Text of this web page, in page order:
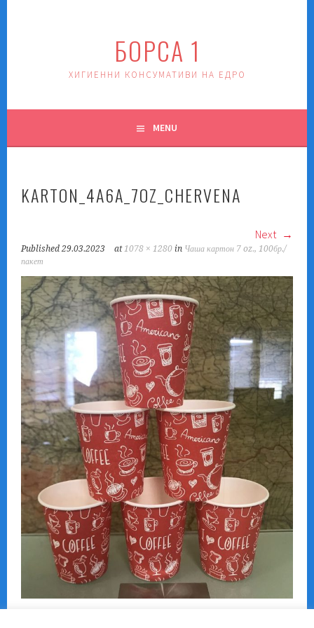
БОРСА 1
ХИГИЕННИ КОНСУМАТИВИ НА ЕДРО
MENU
KARTON_4A6A_7OZ_CHERVENA
Next
Published29.03.2023 at1078 × 1280 in Чаша картон 7 oz., 100бр./
пакет